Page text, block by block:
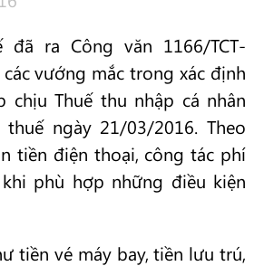
đã ra Công văn 1166/TCT-
vướng mắc trong xác định
chịu Thuế thu nhập cá nhân
ngày 21/03/2016. Theo
tiền điện thoại, công tác phí
phù hợp những điều kiện
tiền vé máy bay, tiền lưu trú,